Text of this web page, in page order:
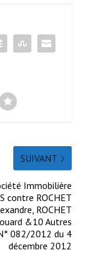
SUIVANT
Immobilière
contre ROCHET
ROCHET
&10 Autres
082/2012 du 4
décembre 2012